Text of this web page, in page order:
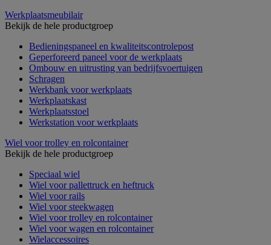
Werkplaatsmeubilair
Bekijk de hele productgroep
Bedieningspaneel en kwaliteitscontrolepost
Geperforeerd paneel voor de werkplaats
Ombouw en uitrusting van bedrijfsvoertuigen
Schragen
Werkbank voor werkplaats
Werkplaatskast
Werkplaatsstoel
Werkstation voor werkplaats
Wiel voor trolley en rolcontainer
Bekijk de hele productgroep
Speciaal wiel
Wiel voor pallettruck en heftruck
Wiel voor rails
Wiel voor steekwagen
Wiel voor trolley en rolcontainer
Wiel voor wagen en rolcontainer
Wielaccessoires